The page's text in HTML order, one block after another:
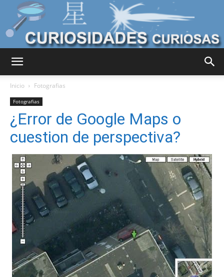
Curiosas
del
Mundo
Inicio Fotografias
Fotografias
¿Error de Google Maps o
cuestion de perspectiva?